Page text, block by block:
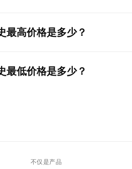
最高价格是多少？
最低价格是多少？
不仅是产品